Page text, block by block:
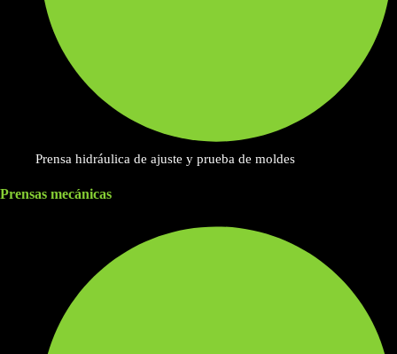
Prensa hidráulica de ajuste y prueba de moldes
Prensas mecánicas